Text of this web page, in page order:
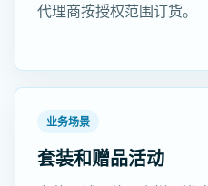
代理商按授权范围订货。
业务场景
套装和赠品活动